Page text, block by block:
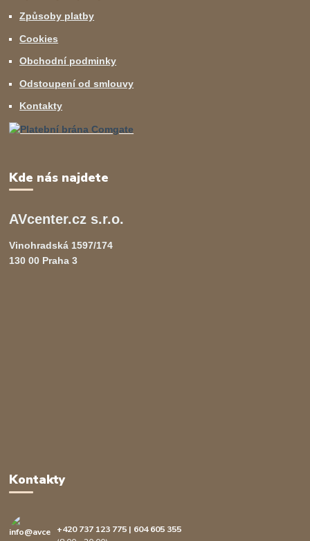
Způsoby platby
Cookies
Obchodní podminky
Odstoupení od smlouvy
Kontakty
Kde nás najdete
AVcenter.cz s.r.o.
Vinohradská 1597/174
130 00 Praha 3
Kontakty
+420 737 123 775 | 604 605 355